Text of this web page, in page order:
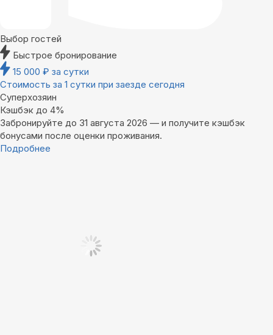
Выбор гостей
Быстрое бронирование
15 000 ₽ за сутки
Стоимость за 1 сутки при заезде сегодня
Суперхозяин
Кэшбэк до 4%
Забронируйте до 31 августа 2026 — и получите кэшбэк
бонусами после оценки проживания.
Подробнее